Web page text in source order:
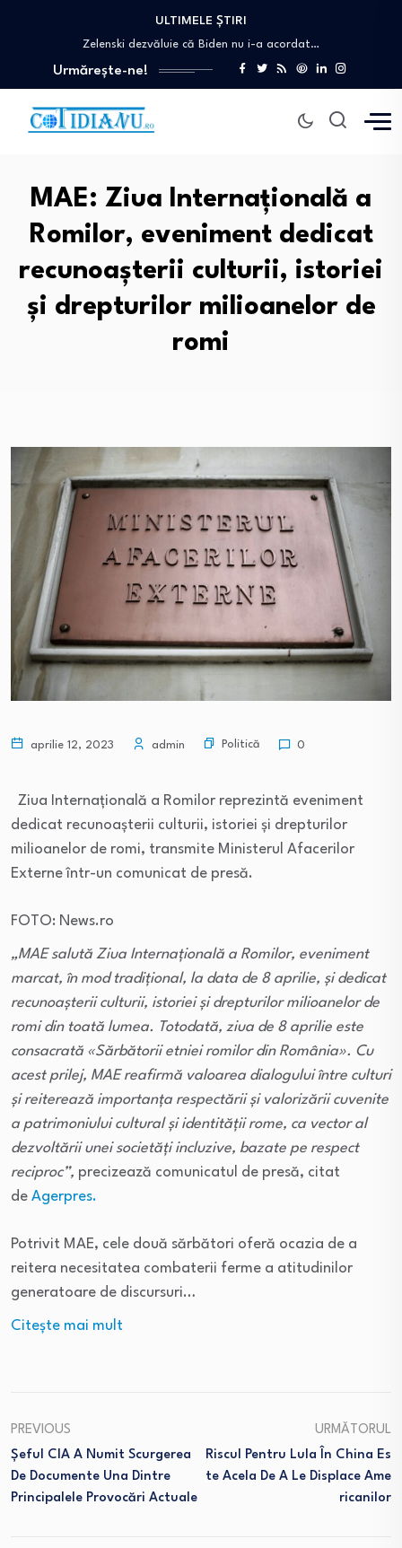
ULTIMELE ȘTIRI
Zelenski dezvăluie că Biden nu i-a acordat…
Cine este omul din spatele site-ului pentru…
Președintele Nicușor Dan transmite partidelor să „renunțe…
Urmărește-ne!
MAE: Ziua Internaţională a
Romilor, eveniment dedicat
recunoaşterii culturii, istoriei
şi drepturilor milioanelor de
romi
aprilie 12, 2023 admin Politică 0
Ziua Internaţională a Romilor reprezintă eveniment
dedicat recunoaşterii culturii, istoriei şi drepturilor
milioanelor de romi, transmite Ministerul Afacerilor
Externe într-un comunicat de presă.
FOTO: News.ro
„MAE salută Ziua Internaţională a Romilor, eveniment
marcat, în mod tradiţional, la data de 8 aprilie, şi dedicat
recunoaşterii culturii, istoriei şi drepturilor milioanelor de
romi din toată lumea. Totodată, ziua de 8 aprilie este
consacrată «Sărbătorii etniei romilor din România». Cu
acest prilej, MAE reafirmă valoarea dialogului între culturi
şi reiterează importanţa respectării şi valorizării cuvenite
a patrimoniului cultural şi identităţii rome, ca vector al
dezvoltării unei societăţi incluzive, bazate pe respect
reciproc”, precizează comunicatul de presă, citat
de Agerpres.
Potrivit MAE, cele două sărbători oferă ocazia de a
reitera necesitatea combaterii ferme a atitudinilor
generatoare de discursuri…
Citeşte mai mult
PREVIOUS
Șeful CIA A Numit Scurgerea
De Documente Una Dintre
Principalele Provocări Actuale
URMĂTORUL
Riscul Pentru Lula În China Es
Te Acela De A Le Displace Ame
Ricanilor